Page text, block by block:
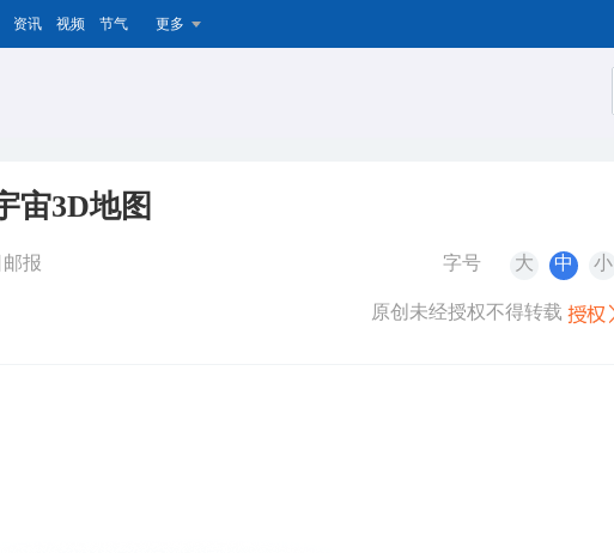
资讯 视频 节气 更多
宙3D地图
报 字号 大 中 小
原创未经授权不得转载